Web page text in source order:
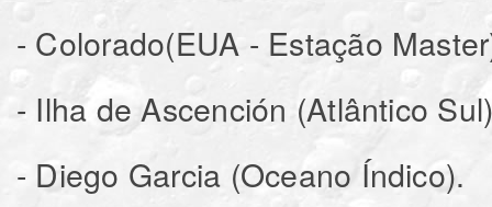
- Colorado(EUA - Estação
- Ilha de Ascención (Atlântico
- Diego Garcia (Oceano Índico).